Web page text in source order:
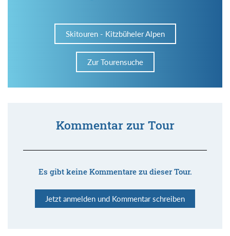
Skitouren - Kitzbüheler Alpen
Zur Tourensuche
Kommentar zur Tour
Es gibt keine Kommentare zu dieser Tour.
Jetzt anmelden und Kommentar schreiben